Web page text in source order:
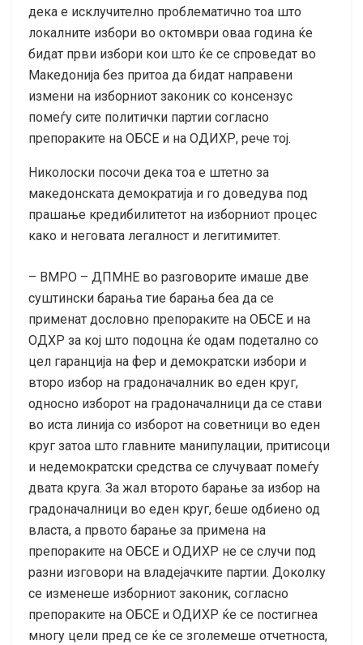
дека е исклучително проблематично тоа што
локалните избори во октомври оваа година ќе
бидат први избори кои што ќе се спроведат во
Македонија без притоа да бидат направени
измени на изборниот законик со консензус
помеѓу сите политички партии согласно
препораките на ОБСЕ и на ОДИХР, рече тој.
Николоски посочи дека тоа е штетно за
македонската демократија и го доведува под
прашање кредибилитетот на изборниот процес
како и неговата легалност и легитимитет.
– ВМРО – ДПМНЕ во разговорите имаше две
суштински барања тие барања беа да се
применат дословно препораките на ОБСЕ и на
ОДХР за кој што подоцна ќе одам подетално со
цел гаранција на фер и демократски избори и
второ избор на градоначалник во еден круг,
односно изборот на градоначалници да се стави
во иста линија со изборот на советници во еден
круг затоа што главните манипулации, притисоци
и недемократски средства се случуваат помеѓу
двата круга. За жал второто барање за избор на
градоначалници во еден круг, беше одбиено од
власта, а првото барање за примена на
препораките на ОБСЕ и ОДИХР не се случи под
разни изговори на владејачките партии. Доколку
се изменеше изборниот законик, согласно
препораките на ОБСЕ и ОДИХР ќе се постигнеа
многу цели пред се ќе се зголемеше отчетноста,